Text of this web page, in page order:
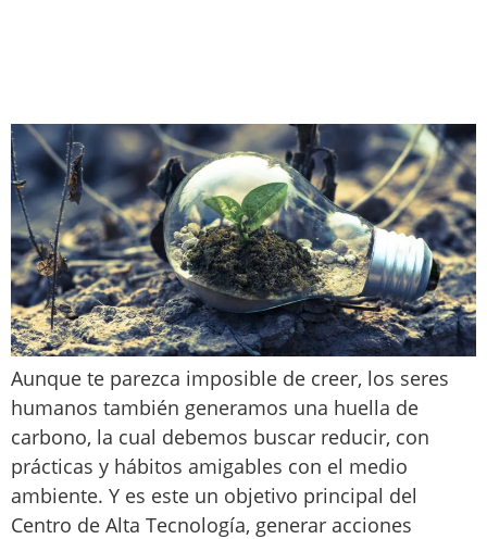
Aunque te parezca imposible de creer, los seres
humanos también generamos una huella de
carbono, la cual debemos buscar reducir, con
prácticas y hábitos amigables con el medio
ambiente. Y es este un objetivo principal del
Centro de Alta Tecnología, generar acciones